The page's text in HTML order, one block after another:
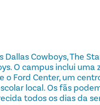
Cowboys, The
O campus inclui uma
Ford Center, um
local. Os fãs
todos os dias da